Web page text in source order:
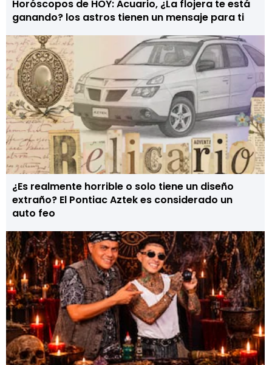
Horóscopos de HOY: Acuario, ¿La flojera te está
ganando? los astros tienen un mensaje para ti
¿Es realmente horrible o solo tiene un diseño
extraño? El Pontiac Aztek es considerado un
auto feo